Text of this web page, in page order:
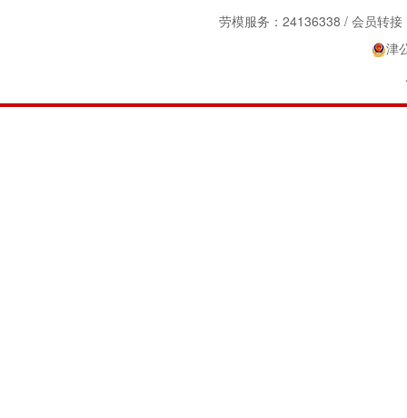
劳模服务：24136338 / 会员转
津